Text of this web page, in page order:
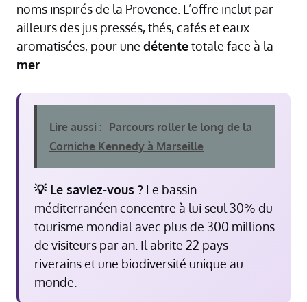
noms inspirés de la Provence. L’offre inclut par
ailleurs des jus pressés, thés, cafés et eaux
aromatisées, pour une détentetotale face à la
mer
Lire aussi : Parcours roller le long de la
Corniche Kennedy à Marseille
💡 Le saviez-vous ? Le bassin
méditerranéen concentre à lui seul 30% du
tourisme mondial avec plus de 300 millions
de visiteurs par an. Il abrite 22 pays
riverains et une biodiversité unique au
monde.